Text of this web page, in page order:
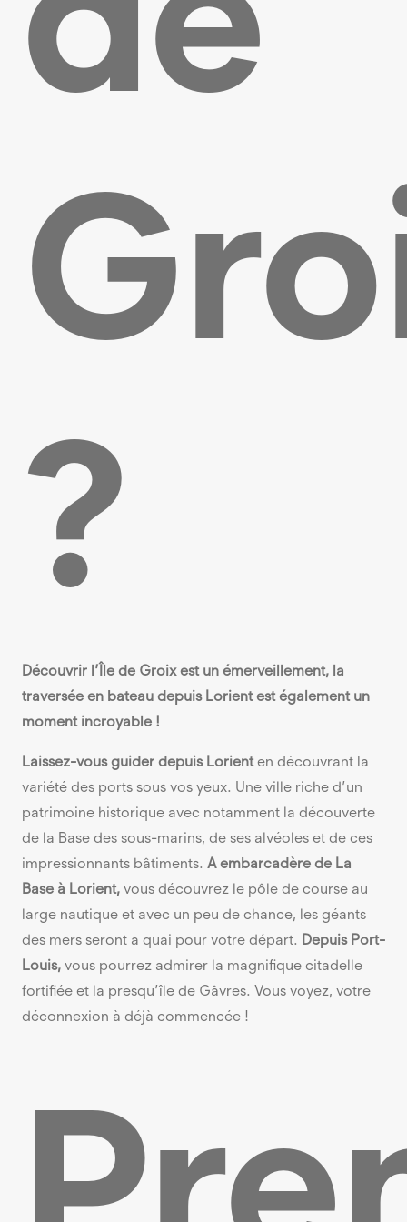
?
Découvrir l’Île de Groix est un émerveillement, la
traversée en bateau depuis Lorient est également un
moment incroyable !
Laissez-vous guider depuis Lorienten découvrant la
variété des ports sous vos yeux. Une ville riche d’un
patrimoine historique avec notamment la découverte
de la Base des sous-marins, de ses alvéoles et de ces
impressionnants bâtiments. A embarcadère de La
Base à Lorient, vous découvrez le pôle de course au
large nautique et avec un peu de chance, les géants
des mers seront a quai pour votre départ. Depuis Port-
Louis, vous pourrez admirer la magnifique citadelle
fortifiée et la presqu’île de Gâvres. Vous voyez, votre
déconnexion à déjà commencée !